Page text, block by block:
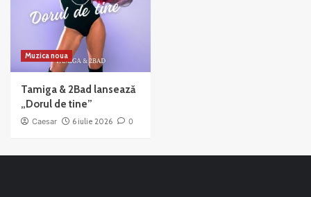
Muzica noua
Tamiga & 2Bad lansează
„Dorul de tine”
Caesar 6 iulie 2026 0